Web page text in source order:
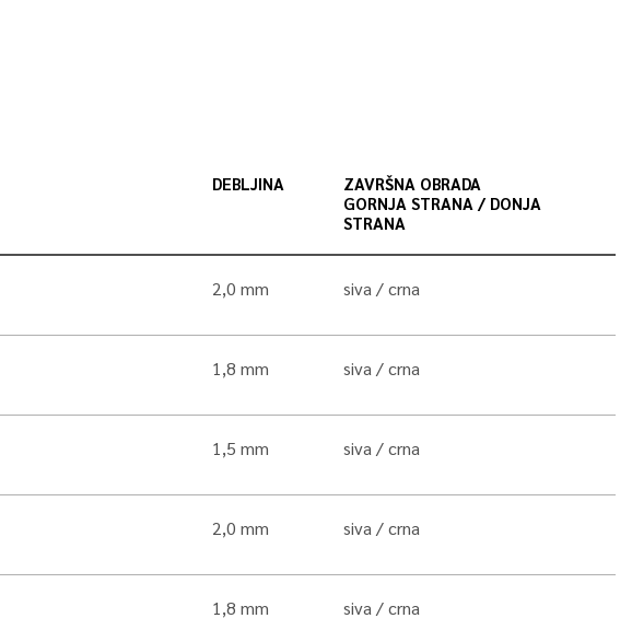
DEBLJINA
ZAVRŠNA OBRADA
GORNJA STRANA / DONJA
STRANA
2,0 mm siva crna
1,8 mm siva crna
1,5 mm siva crna
2,0 mm siva crna
1,8 mm siva crna